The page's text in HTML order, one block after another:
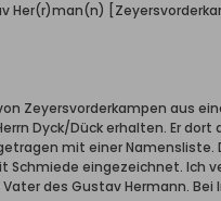
Her(r)man(n)
Zeyersvorderkampen aus
Dyck/Dück erhalten. Er dort
mit einer Namensliste.
Schmiede eingezeichnet. Ich
des Gustav Hermann. Bei